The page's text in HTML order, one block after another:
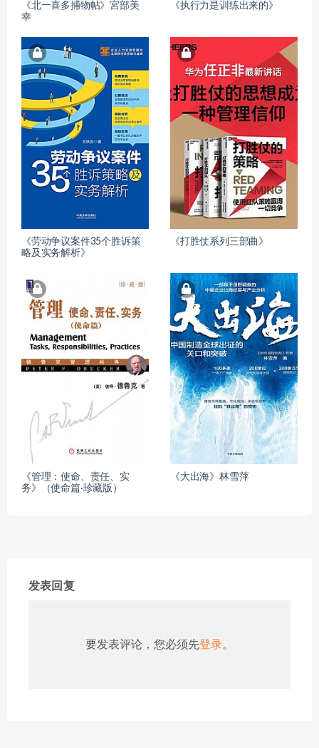
《北一喜多捕物帖》宮部美
幸
《执行力是训练出来的》
《劳动争议案件35个胜诉策
略及实务解析》
《打胜仗系列三部曲》
《管理：使命、责任、实
务》（使命篇·珍藏版）
《大出海》林雪萍
发表回复
要发表评论，您必须先登录。